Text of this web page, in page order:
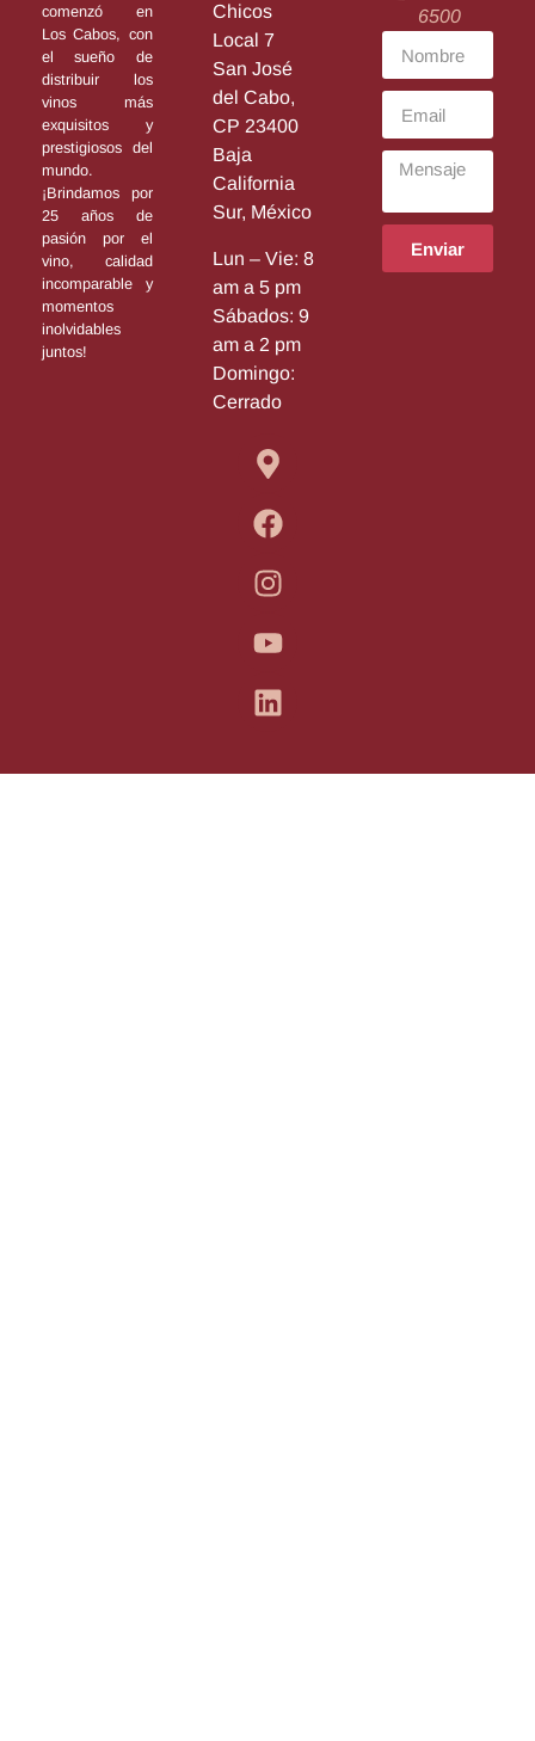
comenzó en
Los Cabos, con
el sueño de
distribuir los
vinos más
exquisitos y
prestigiosos del
mundo.
¡Brindamos por
25 años de
pasión por el
vino, calidad
incomparable y
momentos
inolvidables
juntos!
Chicos
Local 7
San José
del Cabo,
CP 23400
Baja
California
Sur, México
Lun – Vie: 8
am a 5 pm
Sábados: 9
am a 2 pm
Domingo:
Cerrado
6500
Enviar